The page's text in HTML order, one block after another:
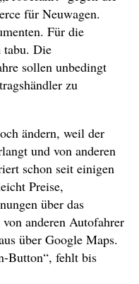
für Neuwagen.
Für die
tabu. Die
sollen unbedingt
zu
ändern, weil der
und von anderen
schon seit einigen
Preise,
über das
anderen Autofahrer
über Google Maps.
Button“, fehlt bis